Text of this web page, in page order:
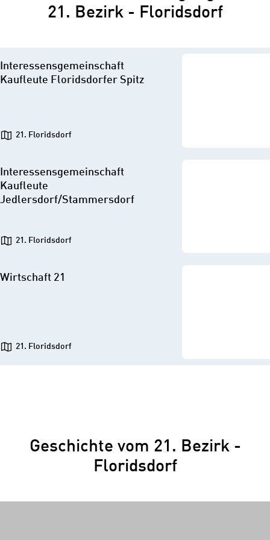
21. Bezirk - Floridsdorf
Interessensgemeinschaft
Kaufleute Floridsdorfer Spitz
21. Floridsdorf
Interessensgemeinschaft
Kaufleute
Jedlersdorf/Stammersdorf
21. Floridsdorf
Wirtschaft 21
21. Floridsdorf
Geschichte vom 21. Bezirk -
Floridsdorf